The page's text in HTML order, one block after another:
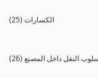
(25) الكسارات
النقل داخل المصنع